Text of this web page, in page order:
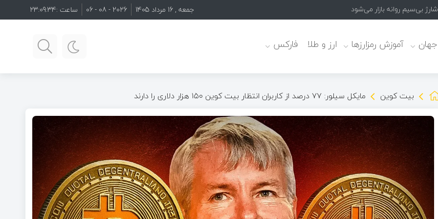
جمعه , 16 مرداد 1405 2026 - 08 - 06 ساعت :23:09:36
جهان آموزش رمزارزها ارز و طلا فارکس
بیت کوین مایکل سیلور: ۷۷ درصد از کاربران انتظار بیت کوین ۱۵۰ هزار دلاری را دارند